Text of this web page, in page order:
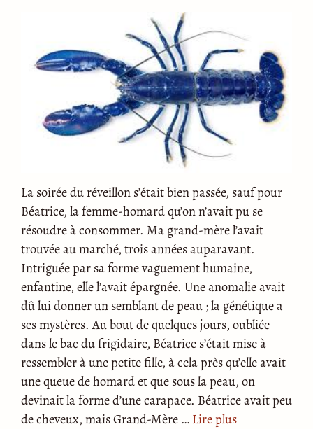
La soirée du réveillon s’était bien passée, sauf pour
Béatrice, la femme-homard qu’on n’avait pu se
résoudre à consommer. Ma grand-mère l’avait
trouvée au marché, trois années auparavant.
Intriguée par sa forme vaguement humaine,
enfantine, elle l’avait épargnée. Une anomalie avait
dû lui donner un semblant de peau ; la génétique a
ses mystères. Au bout de quelques jours, oubliée
dans le bac du frigidaire, Béatrice s’était mise à
ressembler à une petite fille, à cela près qu’elle avait
une queue de homard et que sous la peau, on
devinait la forme d’une carapace. Béatrice avait peu
de cheveux, mais Grand-Mère … Lire plus